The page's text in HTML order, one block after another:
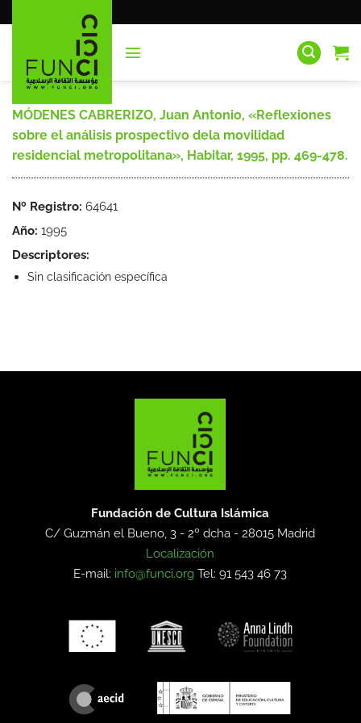
al
MÓDENES CABRERIZO, Juan Antonio, «Reflexiones
sobre el análisis prospectivo dela movilidad
residencial metropolitana», Habitar, 1995, pp. 469-478.
Nº Registro: 64641
Año: 1995
Descriptores:
Sin clasificación específica
Fundación de Cultura Islámica
C/ Guzmán el Bueno, 3 - 2º dcha -28015 Madrid
Localización
E-mail: info@funci.org Tel: 91 543 46 73